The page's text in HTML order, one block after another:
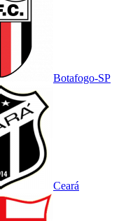
Botafogo-SP
Ceará